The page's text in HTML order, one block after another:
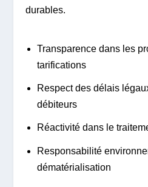
durables.
Transparence dans les
tarifications
Respect des délais
débiteurs
Réactivité dans le
Responsabilité
dématérialisation